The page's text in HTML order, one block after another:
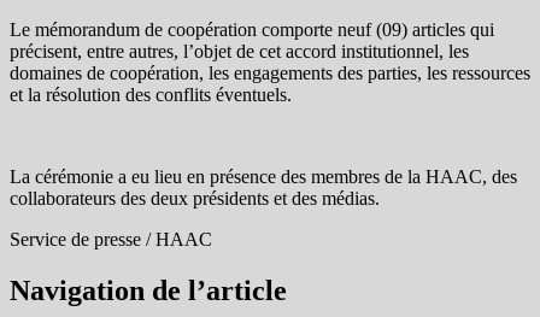
Le mémorandum de coopération comporte neuf (09) articles qui
précisent, entre autres, l’objet de cet accord institutionnel, les
domaines de coopération, les engagements des parties, les ressources
et la résolution des conflits éventuels.
La cérémonie a eu lieu en présence des membres de la HAAC, des
collaborateurs des deux présidents et des médias.
Service de presse / HAAC
Navigation de l’article